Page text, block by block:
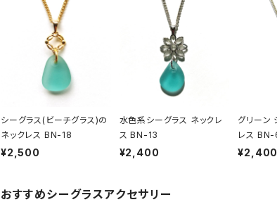
シーグラス(ビーチグラス)の
ネックレス BN-18
¥2,500
水色系シーグラス ネックレ
ス BN-13
¥2,400
グリーン
レス
¥2,400
おすすめシーグラスアクセサリー